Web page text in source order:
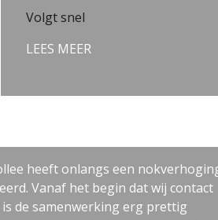
Volgt snel
LEES MEER
onlangs een nokverhoging
het begin dat wij contact
erg prettig